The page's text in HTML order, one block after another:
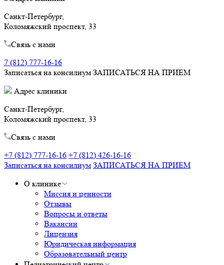
Санкт-Петербург,
Коломяжский проспект, 33
Связь с нами
7 (812) 777-16-16
Записаться на консилиум ЗАПИСАТЬСЯ НА ПРИЕМ
Адрес клиники
Санкт-Петербург,
Коломяжский проспект, 33
Связь с нами
+7 (812) 777-16-16 +7 (812) 426-16-16
Записаться на консилиум ЗАПИСАТЬСЯ НА ПРИЕМ
О клинике
Миссия и ценности
Отзывы
Вопросы и ответы
Вакансии
Лицензия
Юридическая информация
Образовательный центр